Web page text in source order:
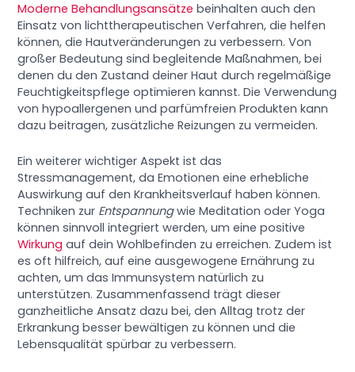
Moderne Behandlungsansätze beinhalten auch den
Einsatz von lichttherapeutischen Verfahren, die helfen
können, die Hautveränderungen zu verbessern. Von
großer Bedeutung sind begleitende Maßnahmen, bei
denen du den Zustand deiner Haut durch regelmäßige
Feuchtigkeitspflege optimieren kannst. Die Verwendung
von hypoallergenen und parfümfreien Produkten kann
dazu beitragen, zusätzliche Reizungen zu vermeiden.
Ein weiterer wichtiger Aspekt ist das
Stressmanagement, da Emotionen eine erhebliche
Auswirkung auf den Krankheitsverlauf haben können.
Techniken zur Entspannungwie Meditation oder Yoga
können sinnvoll integriert werden, um eine positive
Wirkung auf dein Wohlbefinden zu erreichen. Zudem ist
es oft hilfreich, auf eine ausgewogene Ernährung zu
achten, um das Immunsystem natürlich zu
unterstützen. Zusammenfassend trägt dieser
ganzheitliche Ansatz dazu bei, den Alltag trotz der
Erkrankung besser bewältigen zu können und die
Lebensqualität spürbar zu verbessern.